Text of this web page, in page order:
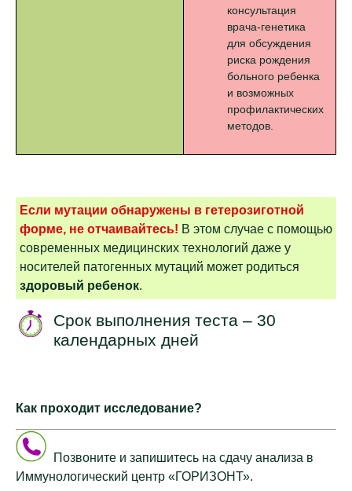
консультация
врача-генетика
для обсуждения
риска рождения
больного ребенка
и возможных
профилактических
методов.
Если мутации обнаружены в гетерозиготной
форме, не отчаивайтесь! В этом случае с помощью
современных медицинских технологий даже у
носителей патогенных мутаций может родиться
здоровый ребенок.
Срок выполнения теста – 30
календарных дней
Как проходит исследование?
Позвоните и запишитесь на сдачу анализа в
Иммунологический центр «ГОРИЗОНТ».